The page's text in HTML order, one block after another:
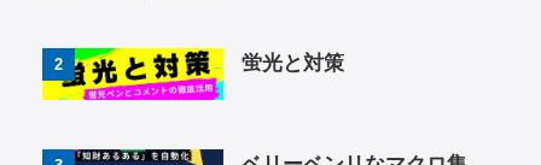
2 蛍光と対策